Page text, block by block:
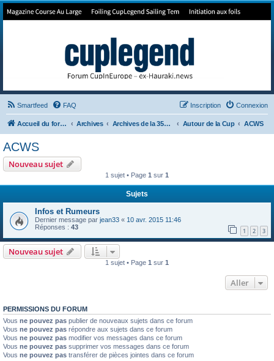
Forum de Cup In Europe
Smartfeed FAQ Connexion
Inscription
Accueil du forum Archives Archives de la 35ème Autour de la Cup ACWS
ACWS
Nouveau sujet
1 sujet • Page 1 sur 1
Sujets
Infos et Rumeurs
Dernier message par jean33 « 10 avr. 2015 11:46
Réponses : 43 1 2 3
Nouveau sujet
1 sujet • Page 1 sur 1
Aller
PERMISSIONS DU FORUM
Vous ne pouvez pas publier de nouveaux sujets dans ce forum
Vous ne pouvez pas répondre aux sujets dans ce forum
Vous ne pouvez pas modifier vos messages dans ce forum
Vous ne pouvez pas supprimer vos messages dans ce forum
Vous ne pouvez pas transférer de pièces jointes dans ce forum